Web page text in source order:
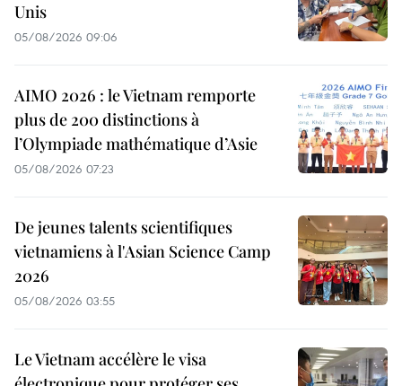
Unis
05/08/2026 09:06
AIMO 2026 : le Vietnam remporte
plus de 200 distinctions à
l’Olympiade mathématique d’Asie
05/08/2026 07:23
De jeunes talents scientifiques
vietnamiens à l'Asian Science Camp
2026
05/08/2026 03:55
Le Vietnam accélère le visa